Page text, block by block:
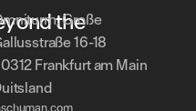
the
Große
16-18
Frankfurt am Main